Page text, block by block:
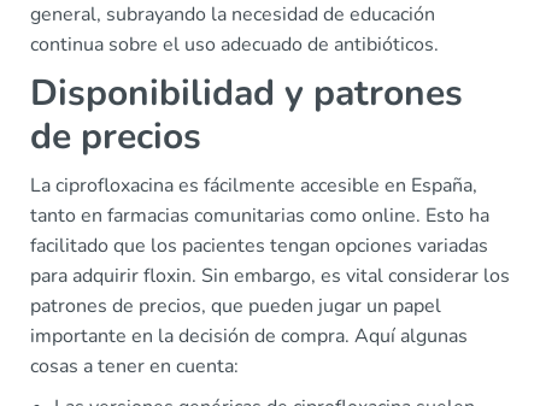
general, subrayando la necesidad de educación
continua sobre el uso adecuado de antibióticos.
Disponibilidad y patrones
de precios
La ciprofloxacina es fácilmente accesible en España,
tanto en farmacias comunitarias como online. Esto ha
facilitado que los pacientes tengan opciones variadas
para adquirir floxin. Sin embargo, es vital considerar los
patrones de precios, que pueden jugar un papel
importante en la decisión de compra. Aquí algunas
cosas a tener en cuenta: